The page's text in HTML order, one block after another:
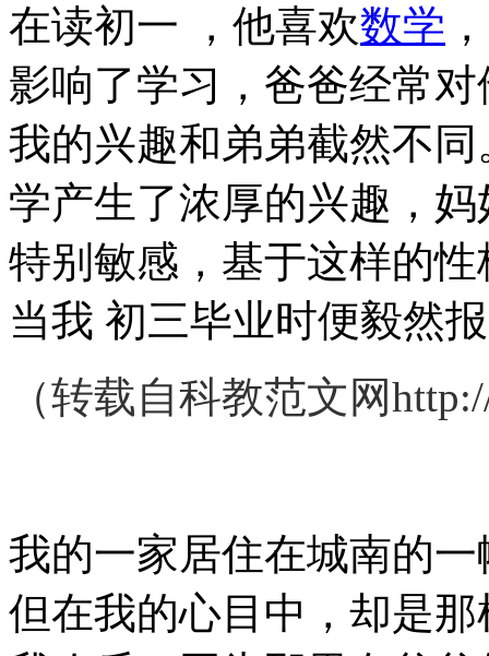
在读初一 ，他喜欢数学
影响了学习，爸爸经常
我的兴趣和弟弟截然不
学产生了浓厚的兴趣，
特别敏感，基于这样的
当我 初三毕业时便毅然
（转载自科教范文网
我的一家居住在城南的
但在我的心目中，却是